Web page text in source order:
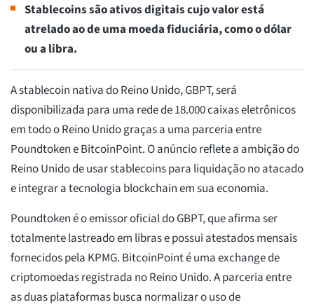
Stablecoins são ativos digitais cujo valor está
atrelado ao de uma moeda fiduciária, como o dólar
ou a libra.
A stablecoin nativa do Reino Unido, GBPT, será
disponibilizada para uma rede de 18.000 caixas eletrônicos
em todo o Reino Unido graças a uma parceria entre
Poundtoken e BitcoinPoint. O anúncio reflete a ambição do
Reino Unido de usar stablecoins para liquidação no atacado
e integrar a tecnologia blockchain em sua economia.
Poundtoken é o emissor oficial do GBPT, que afirma ser
totalmente lastreado em libras e possui atestados mensais
fornecidos pela KPMG. BitcoinPoint é uma exchange de
criptomoedas registrada no Reino Unido. A parceria entre
as duas plataformas busca normalizar o uso de